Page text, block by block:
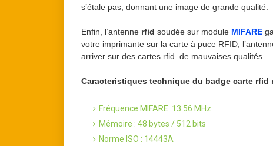
s’étale pas, donnant une image de grande qualité.
Enfin, l’antenne rfid soudée sur module MIFARE
votre imprimante sur la carte à puce RFID,
arriver sur des cartes rfid de mauvaises qualités .
Caracteristiques technique du badge carte rfid
Fréquence MIFARE: 13.56 MHz
Mémoire : 48 bytes / 512 bits
Norme ISO : 14443A